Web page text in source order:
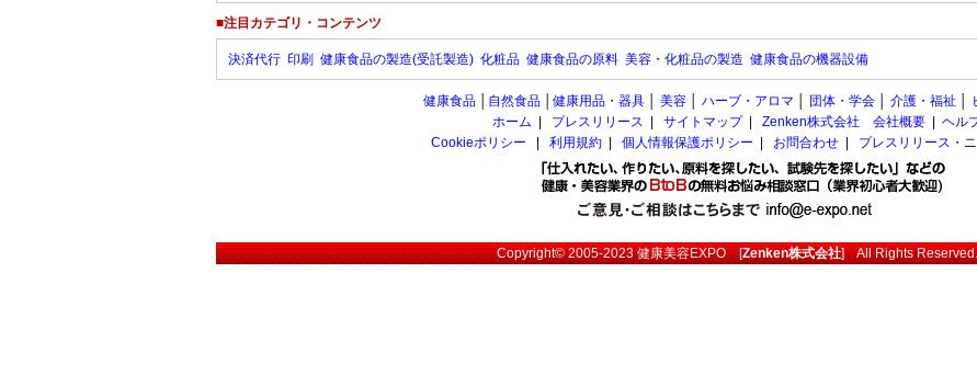
■注目カテゴリ・コンテンツ
決済代行 印刷 健康食品の製造(受託製造) 化粧品 健康食品の原料 美容・化粧品の製造 健康食品の機器設備
健康食品 自然食品 健康用品・器具 美容 ハーブ・アロマ 団体・学会 介護・福祉
ホーム
プレスリリース サイトマップ| Zenken株式会社 会社概要
ヘル
Cookieポリシー
利用規約 個人情報保護ポリシー お問合わせ プレスリリース・
Copyright© 2005-2023健康美容EXPO[Zenken株式会社] All Rights Reserved.